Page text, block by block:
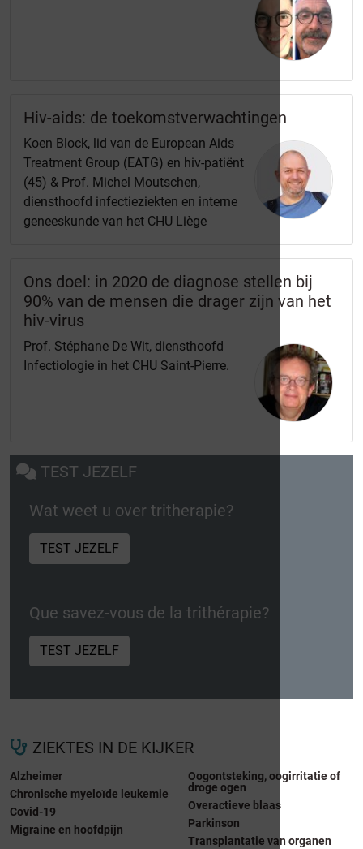
Hiv-aids: de toekomstverwachtingen
Koen Block, lid van de European Aids
Treatment Group (EATG) en hiv-patiënt
(45) & Prof. Michel Moutschen,
diensthoofd infectieziekten en interne
geneeskunde van het CHU Liège
Ons doel: in 2020 de diagnose stellen bij
90% van de mensen die drager zijn van het
hiv-virus
Prof. Stéphane De Wit, diensthoofd
Infectiologie in het CHU Saint-Pierre.
TEST JEZELF
Wat weet u over tritherapie?
TEST JEZELF
Que savez-vous de la trithérapie?
TEST JEZELF
ZIEKTES IN DE KIJKER
Alzheimer
Chronische myeloïde leukemie
Covid-19
Migraine en hoofdpijn
Oogontsteking, oogirritatie of
droge ogen
Overactieve blaas
Parkinson
Transplantatie van organen